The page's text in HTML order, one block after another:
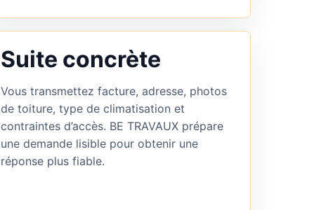
Suite concrète
Vous transmettez facture, adresse, photos
de toiture, type de climatisation et
contraintes d’accès. BE TRAVAUX prépare
une demande lisible pour obtenir une
réponse plus fiable.